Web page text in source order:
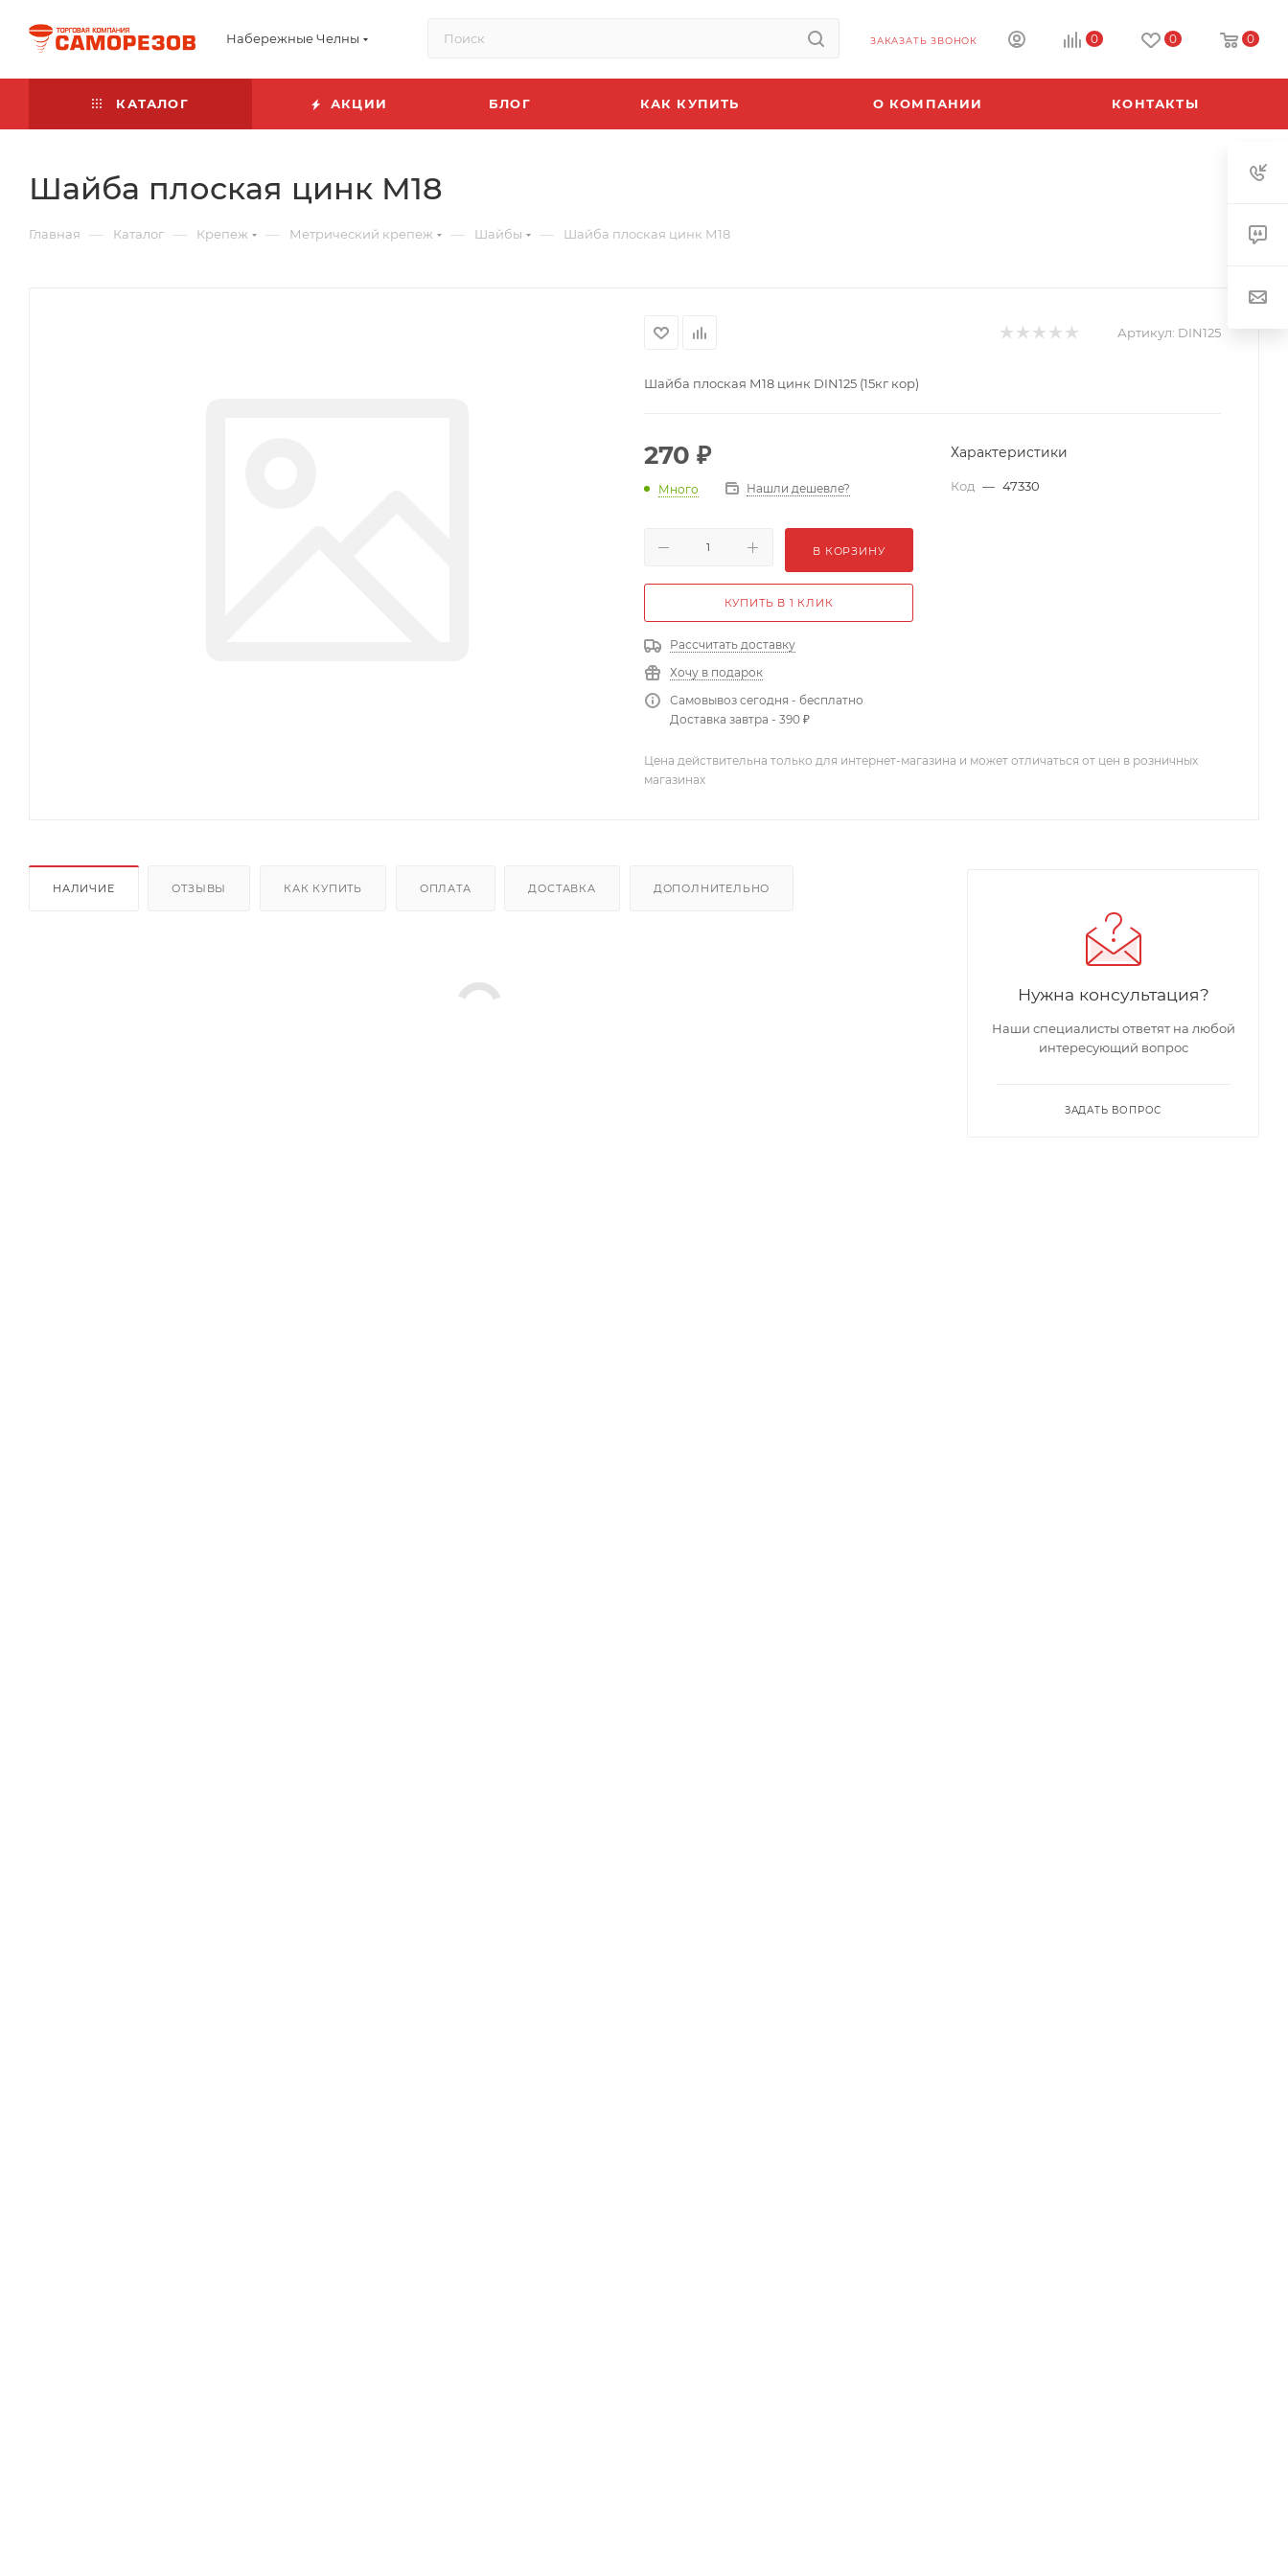
Набережные Челны ЗАКАЗАТЬ ЗВОНОК 0 0 0
КАТАЛОГ АКЦИИ БЛОГ КАК КУПИТЬ О КОМПАНИИ КОНТАКТЫ
Шайба плоская цинк М18
Главная — Каталог — Крепеж — Метрический крепеж — Шайбы — Шайба плоская цинк М18
Артикул: DIN125
Шайба плоская М18 цинк DIN125 (15кг кор)
270 ₽
Много Нашли дешевле?
В КОРЗИНУ
КУПИТЬ В 1 КЛИК
Рассчитать доставку
Хочу в подарок
Самовывоз сегодня - бесплатно
Доставка завтра - 390 ₽
Характеристики
Код — 47330
Цена действительна только для интернет-магазина и может отличаться от цен в розничных
магазинах
НАЛИЧИЕ ОТЗЫВЫ КАК КУПИТЬ ОПЛАТА ДОСТАВКА ДОПОЛНИТЕЛЬНО
Нужна консультация?
Наши специалисты ответят на любой
интересующий вопрос
ЗАДАТЬ ВОПРОС